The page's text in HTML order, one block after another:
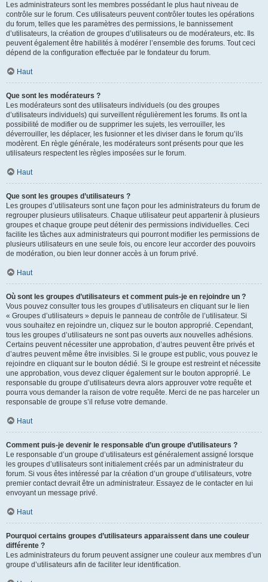
Les administrateurs sont les membres possédant le plus haut niveau de
contrôle sur le forum. Ces utilisateurs peuvent contrôler toutes les opérations
du forum, telles que les paramètres des permissions, le bannissement
d’utilisateurs, la création de groupes d’utilisateurs ou de modérateurs, etc. Ils
peuvent également être habilités à modérer l’ensemble des forums. Tout ceci
dépend de la configuration effectuée par le fondateur du forum.
Haut
Que sont les modérateurs ?
Les modérateurs sont des utilisateurs individuels (ou des groupes
d’utilisateurs individuels) qui surveillent régulièrement les forums. Ils ont la
possibilité de modifier ou de supprimer les sujets, les verrouiller, les
déverrouiller, les déplacer, les fusionner et les diviser dans le forum qu’ils
modèrent. En règle générale, les modérateurs sont présents pour que les
utilisateurs respectent les règles imposées sur le forum.
Haut
Que sont les groupes d’utilisateurs ?
Les groupes d’utilisateurs sont une façon pour les administrateurs du forum de
regrouper plusieurs utilisateurs. Chaque utilisateur peut appartenir à plusieurs
groupes et chaque groupe peut détenir des permissions individuelles. Ceci
facilite les tâches aux administrateurs qui pourront modifier les permissions de
plusieurs utilisateurs en une seule fois, ou encore leur accorder des pouvoirs
de modération, ou bien leur donner accès à un forum privé.
Haut
Où sont les groupes d’utilisateurs et comment puis-je en rejoindre un ?
Vous pouvez consulter tous les groupes d’utilisateurs en cliquant sur le lien
« Groupes d’utilisateurs » depuis le panneau de contrôle de l’utilisateur. Si
vous souhaitez en rejoindre un, cliquez sur le bouton approprié. Cependant,
tous les groupes d’utilisateurs ne sont pas ouverts aux nouvelles adhésions.
Certains peuvent nécessiter une approbation, d’autres peuvent être privés et
d’autres peuvent même être invisibles. Si le groupe est public, vous pouvez le
rejoindre en cliquant sur le bouton dédié. Si le groupe est restreint et nécessite
une approbation, vous devez cliquer également sur le bouton approprié. Le
responsable du groupe d’utilisateurs devra alors approuver votre requête et
pourra vous demander la raison de votre requête. Merci de ne pas harceler un
responsable de groupe s’il refuse votre demande.
Haut
Comment puis-je devenir le responsable d’un groupe d’utilisateurs ?
Le responsable d’un groupe d’utilisateurs est généralement assigné lorsque
les groupes d’utilisateurs sont initialement créés par un administrateur du
forum. Si vous êtes intéressé par la création d’un groupe d’utilisateurs, votre
premier contact devrait être un administrateur. Essayez de le contacter en lui
envoyant un message privé.
Haut
Pourquoi certains groupes d’utilisateurs apparaissent dans une couleur
différente ?
Les administrateurs du forum peuvent assigner une couleur aux membres d’un
groupe d’utilisateurs afin de faciliter leur identification.